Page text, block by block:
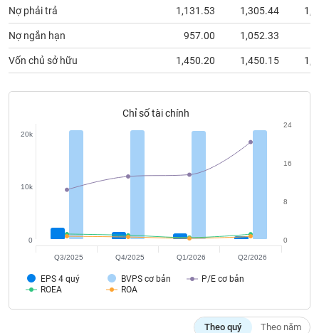
Nợ phải trả 1,131.53 1,305.44
Nợ ngắn hạn 957.00 1,052.33
Vốn chủ sở hữu 1,450.20 1,450.15
Chỉ số tài chính
EPS 4 quý BVPS cơ bản
P/E cơ bản
ROEA
ROA
0
10k
20k
0
8
16
24
Q3/2025 Q4/2025 Q1/2026 Q2/2026
Theo quý Theo năm
tài
chính
Dữ
chính